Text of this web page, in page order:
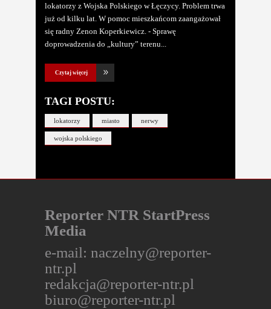
lokatorzy z Wojska Polskiego w Łęczycy. Problem trwa
już od kilku lat. W pomoc mieszkańcom zaangażował
się radny Zenon Koperkiewicz. - Sprawę
doprowadzenia do „kultury” terenu
Czytaj więcej
TAGI POSTU:
lokatorzy miasto nerwy
wojska polskiego
Reporter NTR StartPress
Media
e-mail: naczelny@reporter-
ntr.pl
redakcja@reporter-ntr.pl
biuro@reporter-ntr.pl